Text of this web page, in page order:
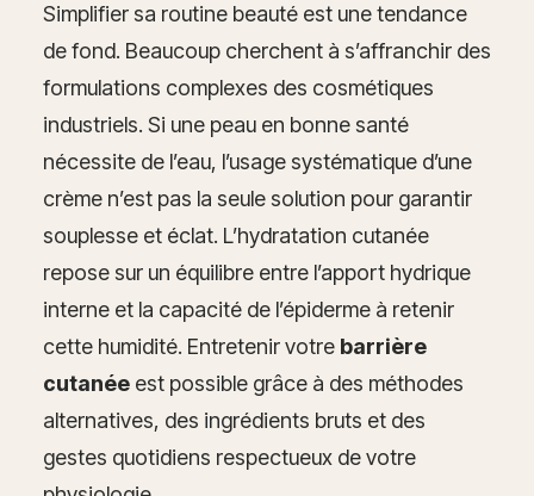
Simplifier sa routine beauté est une tendance
de fond. Beaucoup cherchent à s’affranchir des
formulations complexes des cosmétiques
industriels. Si une peau en bonne santé
nécessite de l’eau, l’usage systématique d’une
crème n’est pas la seule solution pour garantir
souplesse et éclat. L’hydratation cutanée
repose sur un équilibre entre l’apport hydrique
interne et la capacité de l’épiderme à retenir
cette humidité. Entretenir votre barrière
cutanée est possible grâce à des méthodes
alternatives, des ingrédients bruts et des
gestes quotidiens respectueux de votre